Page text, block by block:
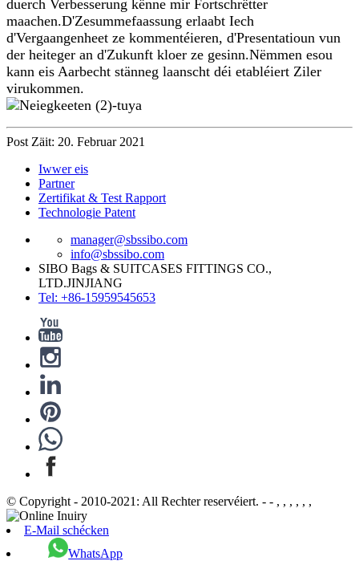
duerch Verbesserung kënne mir Fortschrëtter
maachen.D'Zesummefaassung erlaabt Iech
d'Vergaangenheet ze kommentéieren, d'Presentatioun vun
der heiteger an d'Zukunft kloer ze gesinn.Nëmmen esou
kann eis Aarbecht stänneg laanscht déi etabléiert Ziler
virukommen.
Post Zäit: 20. Februar 2021
Iwwer eis
Partner
Zertifikat & Test Rapport
Technologie Patent
manager@sbssibo.com
info@sbssibo.com
SIBO Bags & SUITCASES FITTINGS CO.,
LTD.JINJIANG
Tel: +86-15959545653
© Copyright - 2010-2021: All Rechter reservéiert. - - , , , , , ,
E-Mail schécken
WhatsApp